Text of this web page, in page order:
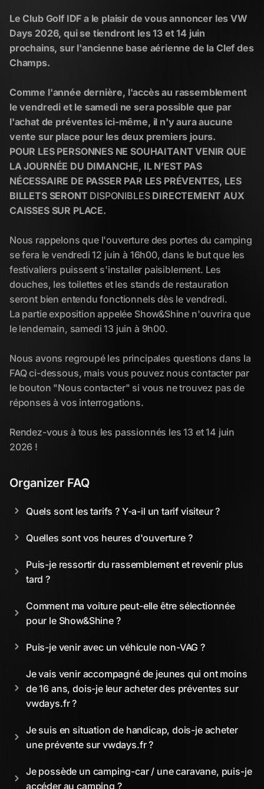
Organizer FAQ
Quels sont les tarifs ? Y-a-il un tarif visiteur ?
Quelles sont vos heures d'ouverture ?
Puis-je ressortir du rassemblement et revenir plus
tard ?
Comment ma voiture peut-elle être sélectionnée
pour le Show&Shine ?
Puis-je venir avec un véhicule non-VAG ?
Je vais venir accompagné de jeunes qui ont moins
de 16 ans, dois-je leur acheter des préventes sur
vwdays.fr ?
Je suis en situation de handicap, dois-je acheter
une prévente sur vwdays.fr ?
Je possède un camping-car / une caravane, puis-je
accéder au camping ?